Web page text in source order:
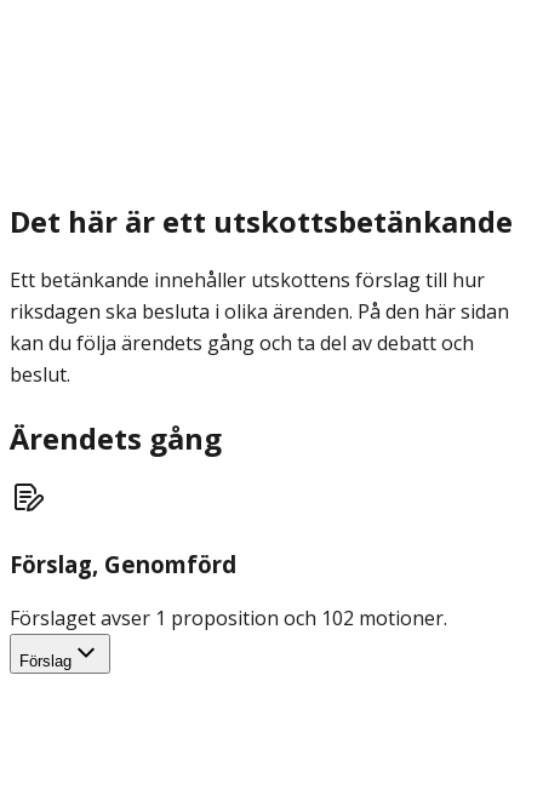
Det här är ett utskottsbetänkande
Ett betänkande innehåller utskottens förslag till hur
riksdagen ska besluta i olika ärenden. På den här sidan
kan du följa ärendets gång och ta del av debatt och
beslut.
Ärendets gång
Förslag, Genomförd
Förslaget avser 1 proposition och 102 motioner.
Förslag